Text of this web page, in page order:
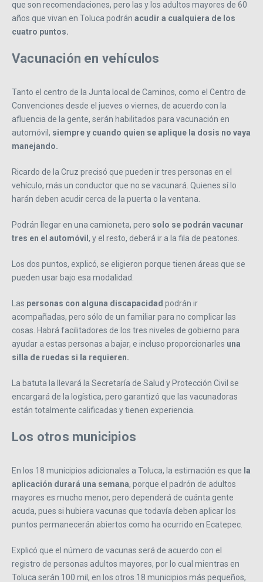
que son recomendaciones, pero las y los adultos mayores de 60
años que vivan en Toluca podrán acudir a cualquiera de los
cuatro puntos.
Vacunación en vehículos
Tanto el centro de la Junta local de Caminos, como el Centro de
Convenciones desde el jueves o viernes, de acuerdo con la
afluencia de la gente, serán habilitados para vacunación en
automóvil, siempre y cuando quien se aplique la dosis no vaya
manejando.
Ricardo de la Cruz precisó que pueden ir tres personas en el
vehículo, más un conductor que no se vacunará. Quienes sí lo
harán deben acudir cerca de la puerta o la ventana.
Podrán llegar en una camioneta, pero solo se podrán vacunar
tres en el automóvil , y el resto, deberá ir a la fila de peatones.
Los dos puntos, explicó, se eligieron porque tienen áreas que se
pueden usar bajo esa modalidad.
Las personas con alguna discapacidad podrán ir
acompañadas, pero sólo de un familiar para no complicar las
cosas. Habrá facilitadores de los tres niveles de gobierno para
ayudar a estas personas a bajar, e incluso proporcionarles una
silla de ruedas si la requieren.
La batuta la llevará la Secretaría de Salud y Protección Civil se
encargará de la logística, pero garantizó que las vacunadoras
están totalmente calificadas y tienen experiencia.
Los otros municipios
En los 18 municipios adicionales a Toluca, la estimación es que la
aplicación durará una semana, porque el padrón de adultos
mayores es mucho menor, pero dependerá de cuánta gente
acuda, pues si hubiera vacunas que todavía deben aplicar los
puntos permanecerán abiertos como ha ocurrido en Ecatepec.
Explicó que el número de vacunas será de acuerdo con el
registro de personas adultos mayores, por lo cual mientras en
Toluca serán 100 mil, en los otros 18 municipios más pequeños,